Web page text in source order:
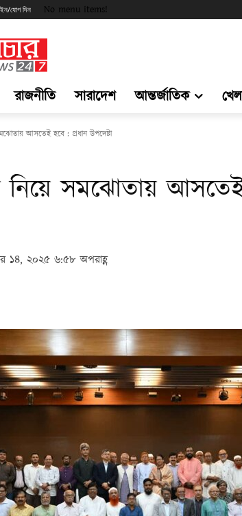
যোগ দিন No menu items!
রাজনীতি সারাদেশ আন্তর্জাতিক
আসতেই হবে : প্রধান উপদেষ্টা
সমঝোতায় আসতেই
১৪, ২০২৫ ৬:৫৮ অপরাহ্ণ